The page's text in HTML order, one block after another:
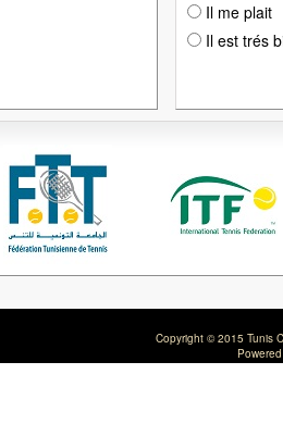
Il me plait
Il est trés
Copyright © 2015 Tunis